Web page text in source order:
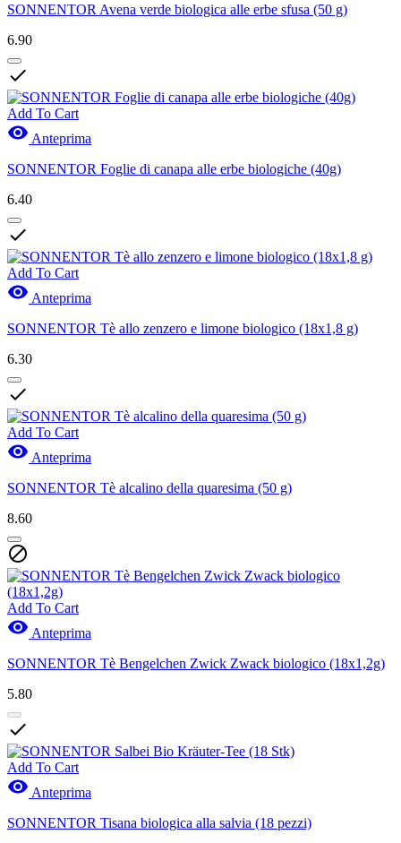
SONNENTOR Avena verde biologica alle erbe sfusa (50 g)
6.90

Add To Cart
 Anteprima
SONNENTOR Foglie di canapa alle erbe biologiche (40g)
6.40

Add To Cart
 Anteprima
SONNENTOR Tè allo zenzero e limone biologico (18x1,8 g)
6.30

Add To Cart
 Anteprima
SONNENTOR Tè alcalino della quaresima (50 g)
8.60

Add To Cart
 Anteprima
SONNENTOR Tè Bengelchen Zwick Zwack biologico (18x1,2g)
5.80

Add To Cart
 Anteprima
SONNENTOR Tisana biologica alla salvia (18 pezzi)